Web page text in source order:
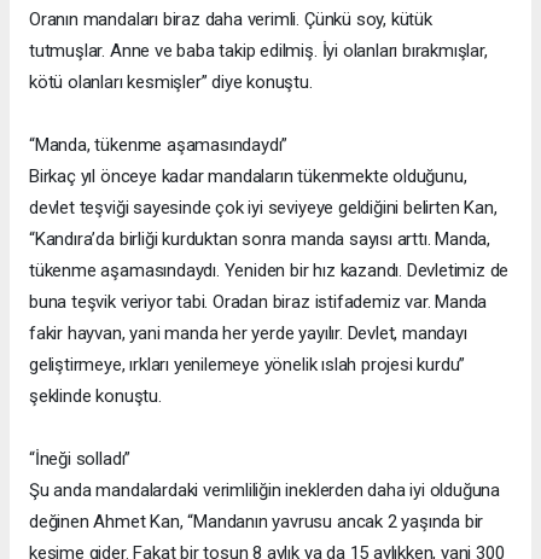
Oranın mandaları biraz daha verimli. Çünkü soy, kütük
tutmuşlar. Anne ve baba takip edilmiş. İyi olanları bırakmışlar,
kötü olanları kesmişler” diye konuştu.
“Manda, tükenme aşamasındaydı”
Birkaç yıl önceye kadar mandaların tükenmekte olduğunu,
devlet teşviği sayesinde çok iyi seviyeye geldiğini belirten Kan,
“Kandıra’da birliği kurduktan sonra manda sayısı arttı. Manda,
tükenme aşamasındaydı. Yeniden bir hız kazandı. Devletimiz de
buna teşvik veriyor tabi. Oradan biraz istifademiz var. Manda
fakir hayvan, yani manda her yerde yayılır. Devlet, mandayı
geliştirmeye, ırkları yenilemeye yönelik ıslah projesi kurdu”
şeklinde konuştu.
“İneği solladı”
Şu anda mandalardaki verimliliğin ineklerden daha iyi olduğuna
değinen Ahmet Kan, “Mandanın yavrusu ancak 2 yaşında bir
kesime gider. Fakat bir tosun 8 aylık ya da 15 aylıkken, yani 300